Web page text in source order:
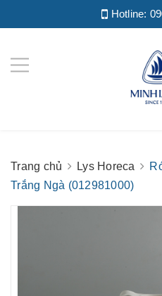
Hotline:
Trang chủ Lys Horeca
Trắng Ngà (012981000)